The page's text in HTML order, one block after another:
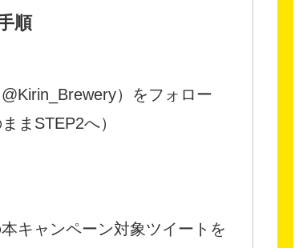
順
@Kirin_Brewery）をフォロー
まSTEP2へ）
キャンペーン対象ツイートを